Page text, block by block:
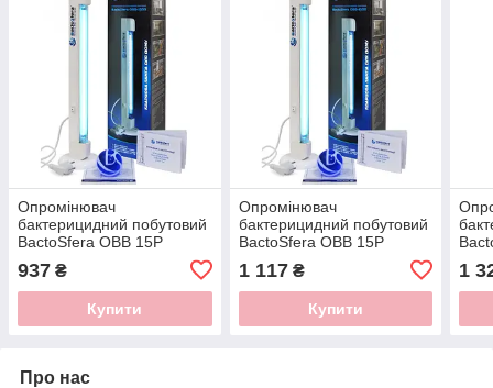
Опромінювач
бактерицидний побутовий
BactoSfera OBB 15P
937 ₴
Купити
Опромінювач
бактерицидний побутовий
BactoSfera OBB 15P
1 117₴
Купити
1
Про нас